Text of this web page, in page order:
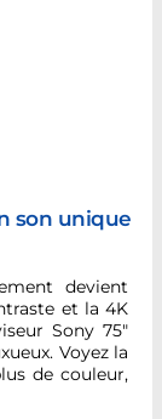
son unique
devient
et la 4K
Sony 75″
Voyez la
de couleur,